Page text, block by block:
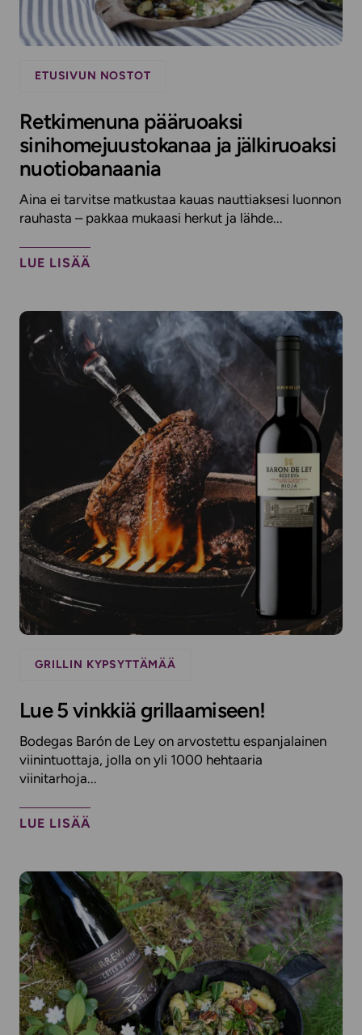
ETUSIVUN NOSTOT
Retkimenuna pääruoaksi
sinihomejuustokanaa ja jälkiruoaksi
nuotiobanaania
Aina ei tarvitse matkustaa kauas nauttiaksesi luonnon
rauhasta – pakkaa mukaasi herkut ja lähde...
LUE LISÄÄ
GRILLIN KYPSYTTÄMÄÄ
Lue 5 vinkkiä grillaamiseen!
Bodegas Barón de Ley on arvostettu espanjalainen
viinintuottaja, jolla on yli 1000 hehtaaria
viinitarhoja...
LUE LISÄÄ